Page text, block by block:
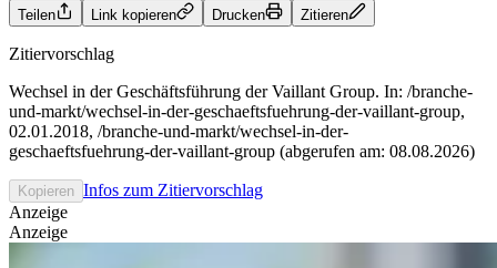
Teilen Link kopieren Drucken Zitieren
Zitiervorschlag
Wechsel in der Geschäftsführung der Vaillant Group. In: /branche-
und-markt/wechsel-in-der-geschaeftsfuehrung-der-vaillant-group,
02.01.2018, /branche-und-markt/wechsel-in-der-
geschaeftsfuehrung-der-vaillant-group (abgerufen am: 08.08.2026)
Kopieren Infos zum Zitiervorschlag
Anzeige
Anzeige